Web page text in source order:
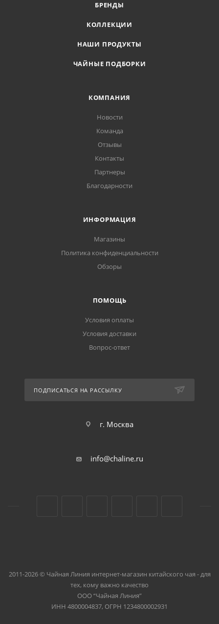
БРЕНДЫ
КОЛЛЕКЦИИ
НАШИ ПРОДУКТЫ
ЧАЙНЫЕ ПОДБОРКИ
КОМПАНИЯ
Новости
Команда
Отзывы
Контакты
Партнеры
Благодарности
ИНФОРМАЦИЯ
Магазины
Политика конфиденциальности
Обзоры
ПОМОЩЬ
Условия оплаты
Условия доставки
Вопрос-ответ
ПОДПИСАТЬСЯ НА РАССЫЛКУ
г. Москва
info@chaline.ru
2011-2026 © Чайная Линия интернет-магазин китайского чая - для
тех, кому важно качество
ООО “Чайная Линия”
ИНН 4800004837, ОГРН 1234800002931